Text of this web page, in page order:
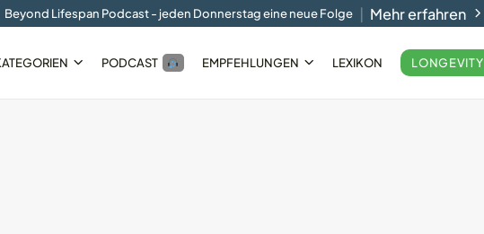
Beyond Lifespan Podcast - jeden Donnerstag eine neue Folge Mehr erfahren
PODCAST EMPFEHLUNGEN LEXIKON LONGEVITY